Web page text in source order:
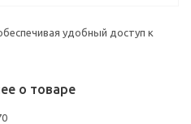
удобный доступ к
о товаре